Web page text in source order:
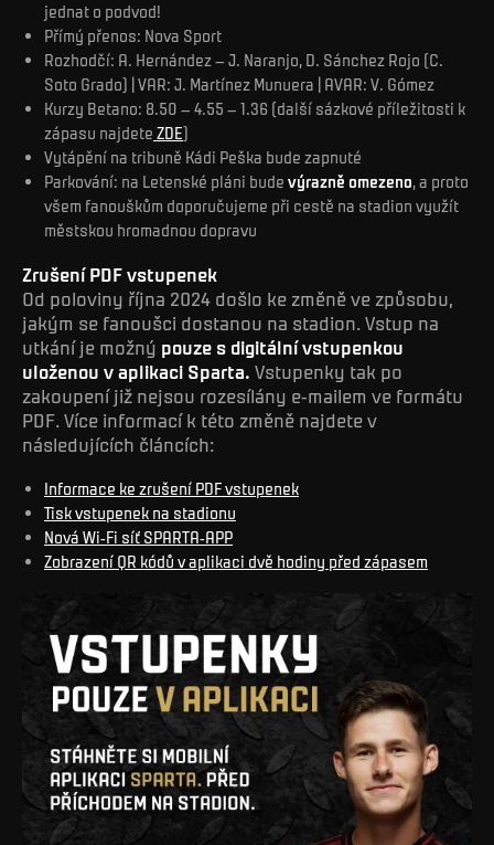
jednat o podvod!
Přímý přenos: Nova Sport
Rozhodčí: A. Hernández – J. Naranjo, D. Sánchez Rojo (C.
Soto Grado) | VAR: J. Martínez Munuera | AVAR: V. Gómez
Kurzy Betano: 8.50 – 4.55 – 1.36 (další sázkové příležitosti k
zápasu najdete ZDE)
Vytápění na tribuně Kádi Peška bude zapnuté
Parkování: na Letenské pláni bude výrazně omezeno, a proto
všem fanouškům doporučujeme při cestě na stadion využít
městskou hromadnou dopravu
Zrušení PDF vstupenek
Od poloviny října 2024 došlo ke změně ve způsobu,
jakým se fanoušci dostanou na stadion. Vstup na
utkání je možný pouze s digitální vstupenkou
uloženou v aplikaci Sparta. Vstupenky tak po
zakoupení již nejsou rozesílány e-mailem ve formátu
PDF. Více informací k této změně najdete v
následujících článcích:
Informace ke zrušení PDF vstupenek
Tisk vstupenek na stadionu
Nová Wi-Fi síť SPARTA-APP
Zobrazení QR kódů v aplikaci dvě hodiny před zápasem